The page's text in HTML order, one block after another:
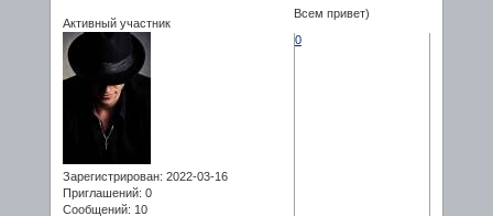
Активный участник
Зарегистрирован: 2022-03-16
Приглашений: 0
Сообщений: 10
Всем привет)
0